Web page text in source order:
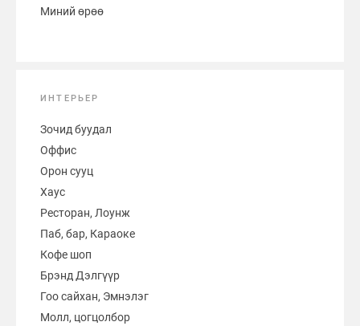
Миний өрөө
ИНТЕРЬЕР
Зочид буудал
Оффис
Орон сууц
Хаус
Ресторан, Лоунж
Паб, бар, Караоке
Кофе шоп
Брэнд Дэлгүүр
Гоо сайхан, Эмнэлэг
Молл, цогцолбор